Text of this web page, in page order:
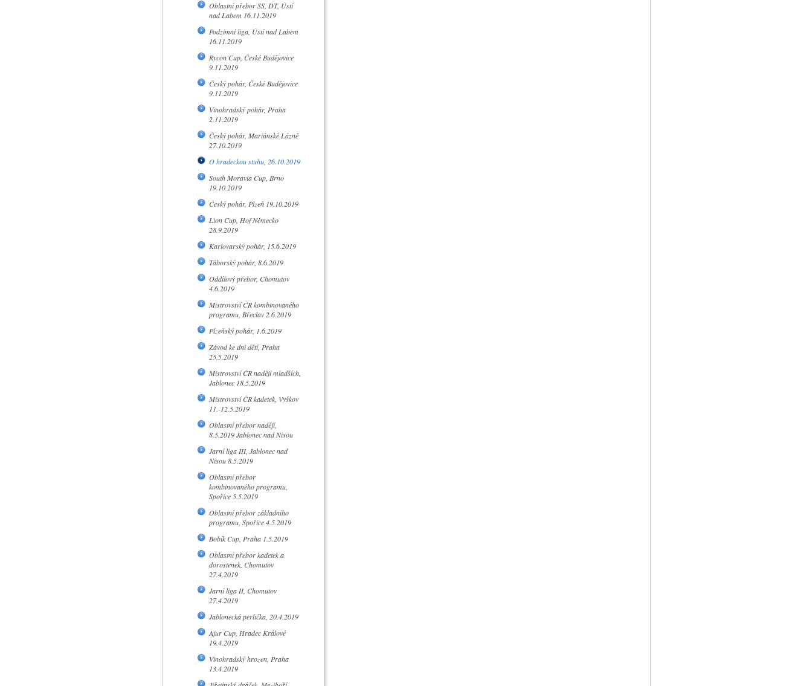
Oblastní přebor SS, DT, Ústí
nad Labem 16.11.2019
Podzimní liga, Ústí nad Labem
16.11.2019
Rycon Cup, České Budějovice
9.11.2019
Český pohár, České Budějovice
9.11.2019
Vinohradský pohár, Praha
2.11.2019
Český pohár, Mariánské Lázně
27.10.2019
O hradeckou stuhu, 26.10.2019
South Moravia Cup, Brno
19.10.2019
Český pohár, Plzeň 19.10.2019
Lion Cup, Hof Německo
28.9.2019
Karlovarský pohár, 15.6.2019
Táborský pohár, 8.6.2019
Oddílový přebor, Chomutov
4.6.2019
Mistrovství ČR kombinovaného
programu, Břeclav 2.6.2019
Plzeňský pohár, 1.6.2019
Závod ke dni dětí, Praha
25.5.2019
Mistrovství ČR nadějí mladších,
Jablonec 18.5.2019
Mistrovství ČR kadetek, Vyškov
11.-12.5.2019
Oblastní přebor nadějí,
8.5.2019 Jablonec nad Nisou
Jarní liga III, Jablonec nad
Nisou 8.5.2019
Oblastní přebor
kombinovaného programu,
Spořice 5.5.2019
Oblastní přebor základního
programu, Spořice 4.5.2019
Bobík Cup, Praha 1.5.2019
Oblastní přebor kadetek a
dorostenek, Chomutov
27.4.2019
Jarní liga II, Chomutov
27.4.2019
Jablonecká perlička, 20.4.2019
Ajur Cup, Hradec Králové
19.4.2019
Vinohradský hrozen, Praha
13.4.2019